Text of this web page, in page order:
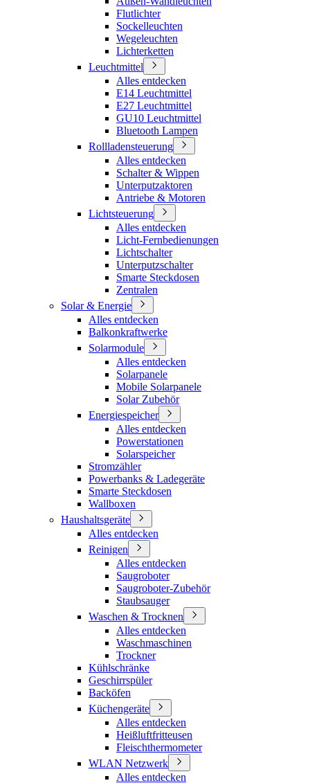
Flutlichter
Sockelleuchten
Wegeleuchten
Lichterketten
Leuchtmittel
Alles entdecken
E14 Leuchtmittel
E27 Leuchtmittel
GU10 Leuchtmittel
Bluetooth Lampen
Rollladensteuerung
Alles entdecken
Schalter & Wippen
Unterputzaktoren
Antriebe & Motoren
Lichtsteuerung
Alles entdecken
Licht-Fernbedienungen
Lichtschalter
Unterputzschalter
Smarte Steckdosen
Zentralen
Solar & Energie
Alles entdecken
Balkonkraftwerke
Solarmodule
Alles entdecken
Solarpanele
Mobile Solarpanele
Solar Zubehör
Energiespeicher
Alles entdecken
Powerstationen
Solarspeicher
Stromzähler
Powerbanks & Ladegeräte
Smarte Steckdosen
Wallboxen
Haushaltsgeräte
Alles entdecken
Reinigen
Alles entdecken
Saugroboter
Saugroboter-Zubehör
Staubsauger
Waschen & Trocknen
Alles entdecken
Waschmaschinen
Trockner
Kühlschränke
Geschirrspüler
Backöfen
Küchengeräte
Alles entdecken
Heißluftfritteusen
Fleischthermometer
WLAN Netzwerk
Alles entdecken